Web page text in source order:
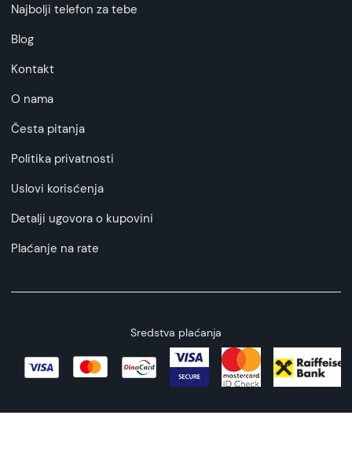
Najbolji telefon za tebe
Blog
Kontakt
O nama
Česta pitanja
Politika privatnosti
Uslovi korisćenja
Detalji ugovora o kupovini
Plaćanje na rate
Sredstva plaćanja